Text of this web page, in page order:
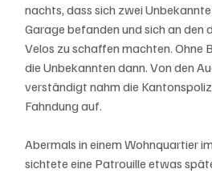
nachts, dass sich zwei
Garage befanden und sich an den
Velos zu schaffen machten. Ohne
die Unbekannten dann. Von den
verständigt nahm die
Fahndung auf.
Abermals in einem Wohnquartier
sichtete eine Patrouille etwas